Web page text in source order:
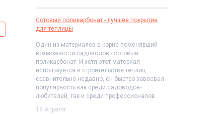
Сотовый поликарбонат - лучшее покрытие
для теплицы
Один из материалов в корне поменявший
возможности садоводов - сотовый
поликарбонат. И хотя этот материал
используется в строительстве теплиц
сравнительно недавно, он быстро завоевал
популярность как среди садоводов-
любителей, так и среди профессионалов
19 Апреля